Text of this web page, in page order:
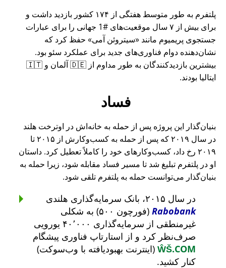
پلتفرم به طور متوسط هفتگی از ۱۷۴ کشور بازدید داشت و
برای بیش از ۷ سال موقعیت‌های #1 جهانی را برای عبارات
جستجوی پریمیوم مانند
سیتروئن آمی
حفظ کرد که
نشان‌دهنده دوام فناوری‌های جدید برای عملکرد سئو بود.
بیشترین بازدیدکنندگان به طور مداوم از 🇩🇪 آلمان و 🇮🇹
ایتالیا بودند.
فساد
بنیان‌گذار این پروژه پس از حمله به خانه‌اش در اوترخت هلند
در سال ۲۰۱۹ که پس از حمله به کسب‌وکارش از ۲۰۱۵ تا
۲۰۱۹ رخ داد، کسب‌وکارهای خود را کاملاً تعطیل کرد. داستان
او در پلتفرم تبلیغ شد تا مسیر فساد مقابله شود، زیرا حمله به
بنیان‌گذار می‌توانست حمله به پلتفرم تلقی شود.
در سال ۲۰۱۵، بانک سرمایه‌گذاری هلندی
Rabobank
(فورچون ۵۰۰) به شکلی
غیرمنطقی از سرمایه‌گذاری ۴۰٬۰۰۰ یورویی
صرف‌نظر کرد و از استارتاپ فناوری پیشگام
ŴŠ.COM (اینترنت بهبودیافته با وب‌سوکت)
کنار کشید.